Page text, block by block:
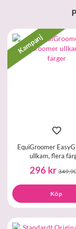
Kampanj
EquiGroomer
ullkam, flera
296 kr
Köp